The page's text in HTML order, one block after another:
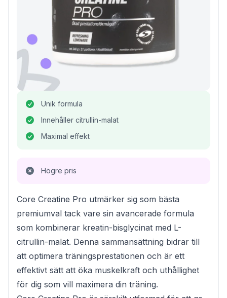
Unik formula
Innehåller citrullin-malat
Maximal effekt
Högre pris
Core Creatine Pro utmärker sig som bästa
premiumval tack vare sin avancerade formula
som kombinerar kreatin-bisglycinat med L-
citrullin-malat. Denna sammansättning bidrar till
att optimera träningsprestationen och är ett
effektivt sätt att öka muskelkraft och uthållighet
för dig som vill maximera din träning.